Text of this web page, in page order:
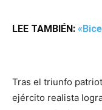
LEE TAMBIÉN:
Tras el triunfo
ejército realista